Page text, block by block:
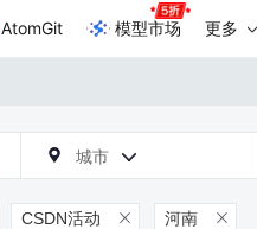
AtomGit 模型市场 更多
 城市 
CSDN活动  河南 